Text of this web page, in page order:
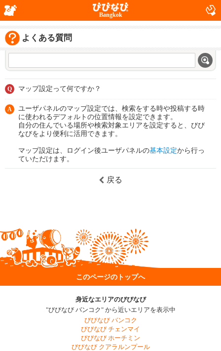
Bangkok
よくある質問
Q マップ設定って何ですか？
A
ユーザパネルのマップ設定では、検索をする時や投稿する時
に使われるデフォルトの位置情報を設定できます。
自分の住んでいる場所や検索対象エリアを設定すると、びび
なびをより便利に活用できます。
マップ設定は、ログイン後ユーザパネルの基本設定から行っ
ていただけます。
戻る
このページのトップへ
身近なエリアのびびなび
"びびなび バンコク" から近いエリアを表示中
びびなび バンコク
びびなび チェンマイ
びびなび ホーチミン
びびなび クアラルンプール